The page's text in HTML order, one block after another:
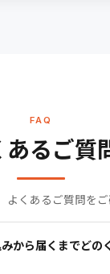
FAQ
あるご質
くあるご質問をご
から届くまでどの